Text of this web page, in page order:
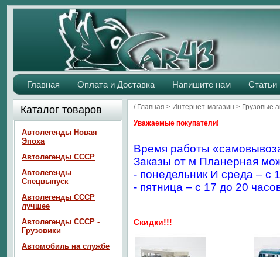
Главная Оплата и Доставка Напишите нам Статьи
/ Главная > Интернет-магазин > Грузовые
Уважаемые покупатели!
Время работы
Заказы от м Планерная
- понедельник И среда – с
- пятница – с 17 до 20
Скидки!!!
Каталог товаров
Автолегенды Новая
Эпоха
Автолегенды СССР
Автолегенды
Спецвыпуск
Автолегенды СССР
лучшее
Автолегенды СССР -
Грузовики
Автомобиль на службе